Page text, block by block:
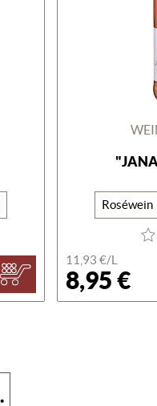
Roséwein
11,93 €/L
8,95 €